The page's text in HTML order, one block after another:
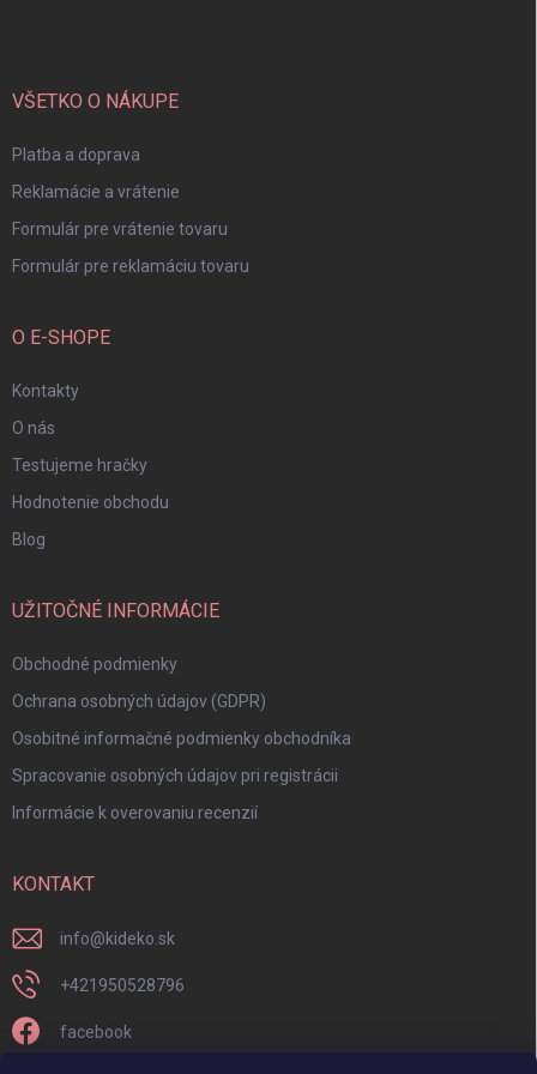
VŠETKO O NÁKUPE
Platba a doprava
Reklamácie a vrátenie
Formulár pre vrátenie tovaru
Formulár pre reklamáciu tovaru
O E-SHOPE
Kontakty
O nás
Testujeme hračky
Hodnotenie obchodu
Blog
UŽITOČNÉ INFORMÁCIE
Obchodné podmienky
Ochrana osobných údajov (GDPR)
Osobitné informačné podmienky obchodníka
Spracovanie osobných údajov pri registrácii
Informácie k overovaniu recenzií
KONTAKT
info@kideko.sk
+421950528796
facebook